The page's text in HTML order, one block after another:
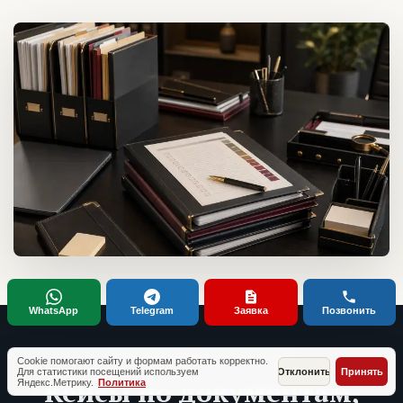
ТИПОВЫЕ СИТУАЦИИ КЛИЕНТОВ
Кейсы по документам,
Cookie помогают сайту и формам работать корректно.
Для статистики посещений используем
Яндекс.Метрику. Политика
Отклонить Принять
WhatsApp Telegram Заявка Позвонить